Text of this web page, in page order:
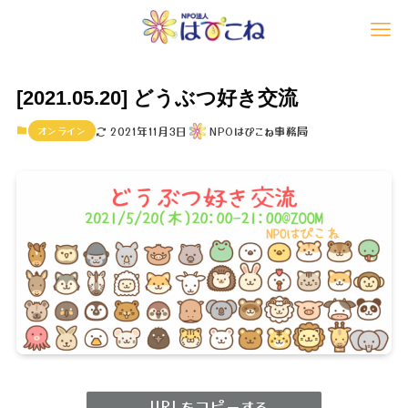
[2021.05.20] どうぶつ好き交流
オンライン 2021年11月3日 NPOはぴこね事務局